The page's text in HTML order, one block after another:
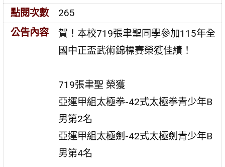
點閱次數
265
公告內容
賀！本校719張聿聖同學參加115年全
國中正盃武術錦標賽榮獲佳績！
719張聿聖 榮獲
亞運甲組太極拳-42式太極拳青少年B
男第2名
亞運甲組太極劍-42式太極劍青少年B
男第4名